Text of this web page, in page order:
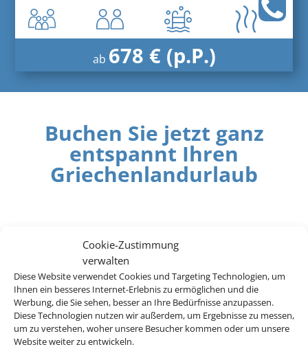
Cookie-Zustimmung
verwalten
Diese Website verwendet Cookies und Targeting Technologien, um
Ihnen ein besseres Internet-Erlebnis zu ermöglichen und die
Werbung, die Sie sehen, besser an Ihre Bedürfnisse anzupassen.
Diese Technologien nutzen wir außerdem, um Ergebnisse zu messen,
um zu verstehen, woher unsere Besucher kommen oder um unsere
Website weiter zu entwickeln.
ab 678 € (p.P.)
Buchen Sie jetzt ganz
entspannt Ihren
Griechenlandurlaub
Mareblue Beach Corfu Resort
Karniaris, Korfu